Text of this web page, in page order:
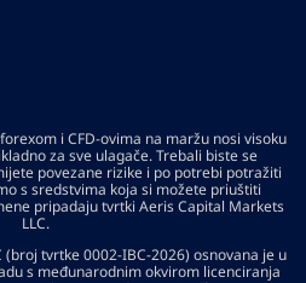
i CFD-ovima na maržu nosi visoku
za sve ulagače. Trebali biste se
povezane rizike i po potrebi potražiti
s sredstvima koja si možete priuštiti
pripadaju tvrtki Aeris Capital Markets
LLC.
tvrtke 0002-IBC-2026) osnovana je u
s međunarodnim okvirom licenciranja